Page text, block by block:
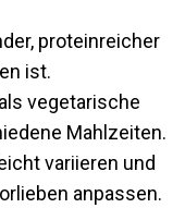
proteinreicher
ist.
vegetarische
Mahlzeiten.
variieren und
anpassen.